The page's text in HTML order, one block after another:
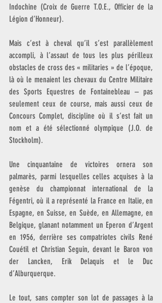
Indochine (Croix de Guerre T.O.E., Officier de la
Légion d’Honneur).
Mais c’est à cheval qu’il s’est parallèlement
accompli, à l’assaut de tous les plus périlleux
obstacles de cross des « militaries » de l’époque,
là où le menaient les chevaux du Centre Militaire
des Sports Equestres de Fontainebleau – pas
seulement ceux de course, mais aussi ceux de
Concours Complet, discipline où il s’est fait un
nom et a été sélectionné olympique (J.O. de
Stockholm).
Une cinquantaine de victoires ornera son
palmarès, parmi lesquelles celles acquises à la
genèse du championnat international de la
Fégentri, où il a représenté la France en Italie, en
Espagne, en Suisse, en Suède, en Allemagne, en
Belgique, glanant notamment un Eperon d’Argent
en 1956, derrière ses compatriotes civils René
Couétil et Christian Seguin, devant le Baron von
der Lancken, Erik Delaquis et le Duc
d’Alburquerque.
Le tout, sans compter son lot de passages à la